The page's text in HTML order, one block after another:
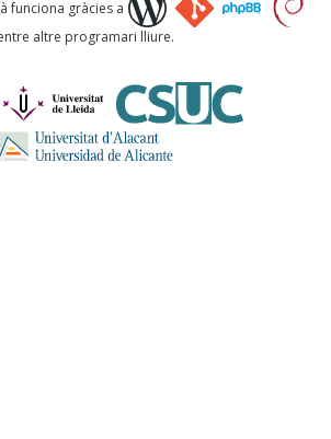
funciona gràcies a
altre programari lliure.